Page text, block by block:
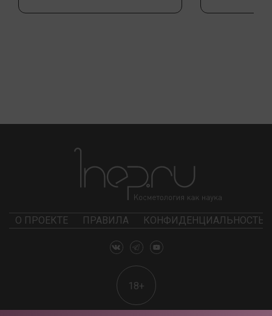
О ПРОЕКТЕ ПРАВИЛА КОНФИДЕНЦИАЛЬНОСТЬ
18+